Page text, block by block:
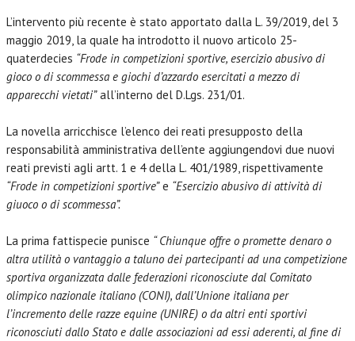
L’intervento più recente è stato apportato dalla L. 39/2019, del 3
maggio 2019, la quale ha introdotto il nuovo articolo 25-
quaterdecies “Frode in competizioni sportive, esercizio abusivo di
gioco o di scommessa e giochi d’azzardo esercitati a mezzo di
apparecchi vietati”all’interno del D.Lgs. 231/01.
La novella arricchisce l’elenco dei reati presupposto della
responsabilità amministrativa dell’ente aggiungendovi due nuovi
reati previsti agli artt. 1 e 4 della L. 401/1989, rispettivamente
“Frode in competizioni sportive”e “Esercizio abusivo di attività di
giuoco o di scommessa”.
La prima fattispecie punisce “ Chiunque offre o promette denaro o
altra utilità o vantaggio a taluno dei partecipanti ad una competizione
sportiva organizzata dalle federazioni riconosciute dal Comitato
olimpico nazionale italiano (CONI), dall’Unione italiana per
l’incremento delle razze equine (UNIRE) o da altri enti sportivi
riconosciuti dallo Stato e dalle associazioni ad essi aderenti, al fine di